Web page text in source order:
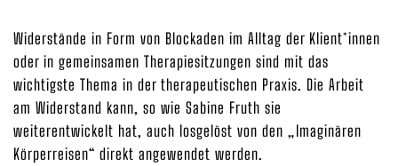
Widerstände in Form von Blockaden im Alltag der Klient*innen
oder in gemeinsamen Therapiesitzungen sind mit das
wichtigste Thema in der therapeutischen Praxis. Die Arbeit
am Widerstand kann, so wie Sabine Fruth sie
weiterentwickelt hat, auch losgelöst von den „Imaginären
Körperreisen“ direkt angewendet werden.